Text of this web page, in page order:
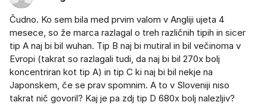
Čudno. Ko sem bila med prvim valom v Angliji ujeta 4
mesece, so že marca razlagal o treh različnih tipih in sicer
tip A naj bi bil wuhan. Tip B naj bi mutiral in bil večinoma v
Evropi (takrat so razlagali tudi, da naj bi bil 270x bolj
koncentriran kot tip A) in tip C ki naj bi bil nekje na
Japonskem, če se prav spomnim. A to v Sloveniji niso
takrat nič govoril? Kaj je pa zdj tip D 680x bolj nalezljiv?